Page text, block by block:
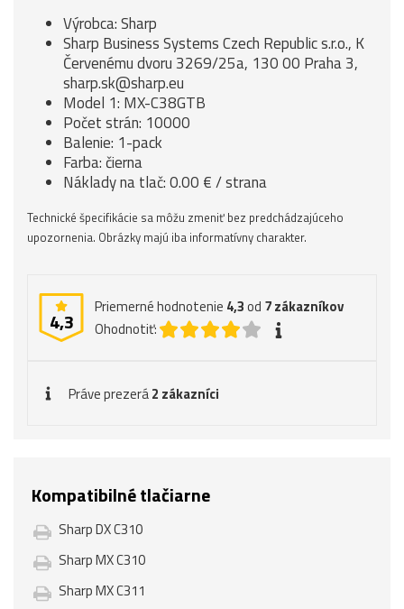
Výrobca: Sharp
Sharp Business Systems Czech Republic s.r.o., K
Červenému dvoru 3269/25a, 130 00 Praha 3,
sharp.sk@sharp.eu
Model 1: MX-C38GTB
Počet strán: 10000
Balenie: 1-pack
Farba: čierna
Náklady na tlač: 0.00 € / strana
Technické špecifikácie sa môžu zmeniť bez predchádzajúceho
upozornenia. Obrázky majú iba informatívny charakter.
4,3
Priemerné hodnotenie 4,3od 7zákazníkov
Ohodnotiť:
Práve prezerá2 zákazníci
Kompatibilné tlačiarne
Sharp DX C310
Sharp MX C310
Sharp MX C311